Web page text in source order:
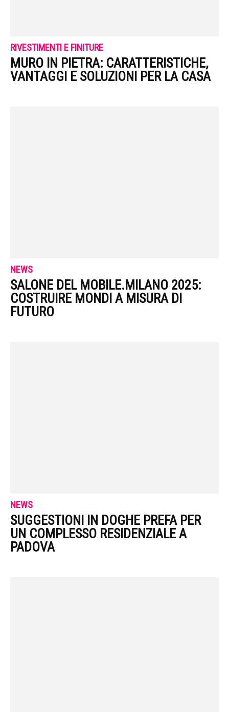
RIVESTIMENTI E FINITURE
MURO IN PIETRA: CARATTERISTICHE,
VANTAGGI E SOLUZIONI PER LA CASA
NEWS
SALONE DEL MOBILE.MILANO 2025:
COSTRUIRE MONDI A MISURA DI
FUTURO
NEWS
SUGGESTIONI IN DOGHE PREFA PER
UN COMPLESSO RESIDENZIALE A
PADOVA